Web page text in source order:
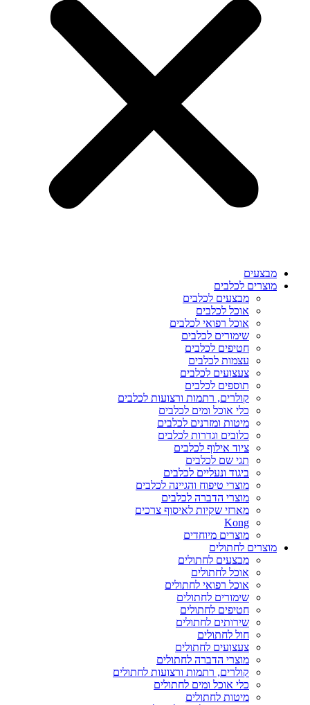
מבצעים
מוצרים לכלבים
מבצעים לכלבים
אוכל לכלבים
אוכל רפואי לכלבים
שימורים לכלבים
חטיפים לכלבים
עצמות לכלבים
צעצועים לכלבים
תוספים לכלבים
קולרים, רתמות ורצועות לכלבים
כלי אוכל ומים לכלבים
מיטות ומזרנים לכלבים
כלובים וגדרות לכלבים
ציוד אילוף לכלבים
תגי שם לכלבים
ביגוד ונעליים לכלבים
מוצרי טיפוח והגיינה לכלבים
מוצרי הדברה לכלבים
מארזי שקיות לאיסוף צרכים
Kong
מוצרים מיוחדים
מוצרים לחתולים
מבצעים לחתולים
אוכל לחתולים
אוכל רפואי לחתולים
שימורים לחתולים
חטיפים לחתולים
שירותים לחתולים
חול לחתולים
צעצועים לחתולים
מוצרי הדברה לחתולים
קולרים, רתמות ורצועות לחתולים
כלי אוכל ומים לחתולים
מיטות לחתולים